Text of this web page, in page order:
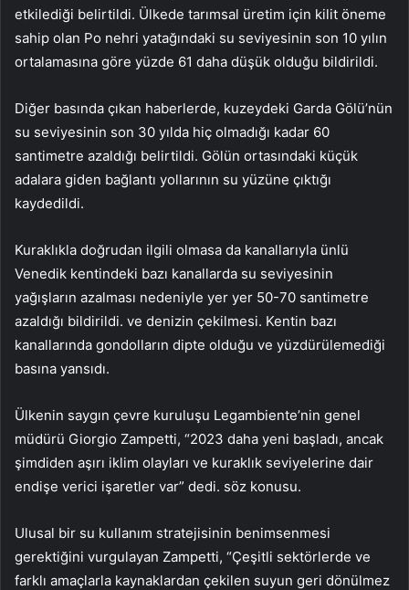
etkilediği belirtildi. Ülkede tarımsal üretim için kilit öneme
sahip olan Po nehri yatağındaki su seviyesinin son 10 yılın
ortalamasına göre yüzde 61 daha düşük olduğu bildirildi.
Diğer basında çıkan haberlerde, kuzeydeki Garda Gölü’nün
su seviyesinin son 30 yılda hiç olmadığı kadar 60
santimetre azaldığı belirtildi. Gölün ortasındaki küçük
adalara giden bağlantı yollarının su yüzüne çıktığı
kaydedildi.
Kuraklıkla doğrudan ilgili olmasa da kanallarıyla ünlü
Venedik kentindeki bazı kanallarda su seviyesinin
yağışların azalması nedeniyle yer yer 50-70 santimetre
azaldığı bildirildi. ve denizin çekilmesi. Kentin bazı
kanallarında gondolların dipte olduğu ve yüzdürülemediği
basına yansıdı.
Ülkenin saygın çevre kuruluşu Legambiente’nin genel
müdürü Giorgio Zampetti, “2023 daha yeni başladı, ancak
şimdiden aşırı iklim olayları ve kuraklık seviyelerine dair
endişe verici işaretler var” dedi. söz konusu.
Ulusal bir su kullanım stratejisinin benimsenmesi
gerektiğini vurgulayan Zampetti, “Çeşitli sektörlerde ve
farklı amaçlarla kaynaklardan çekilen suyun geri dönülmez